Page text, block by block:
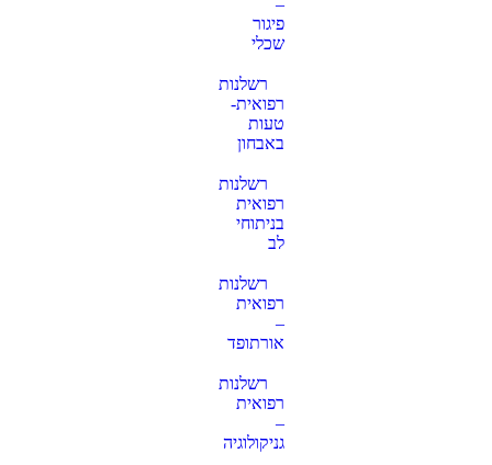
–
פיגור
שכלי
רשלנות
רפואית-
טעות
באבחון
רשלנות
רפואית
בניתוחי
לב
רשלנות
רפואית
–
אורתופד
רשלנות
רפואית
–
גניקולוגיה